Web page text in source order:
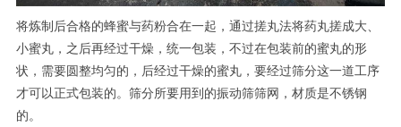
将炼制后合格的蜂蜜与药粉合在一起，通过搓丸法将药丸搓成大、
小蜜丸，之后再经过干燥，统一包装，不过在包装前的蜜丸的形
状，需要圆整均匀的，后经过干燥的蜜丸，要经过筛分这一道工序
才可以正式包装的。筛分所要用到的振动筛筛网，材质是不锈钢
的。